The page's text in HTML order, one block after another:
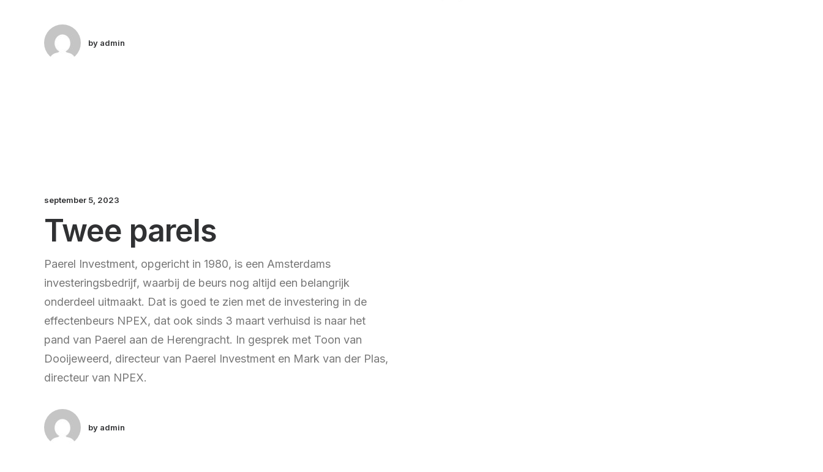
by admin
september 5, 2023
Twee parels
Paerel Investment, opgericht in 1980, is een Amsterdams
investeringsbedrijf, waarbij de beurs nog altijd een belangrijk
onderdeel uitmaakt. Dat is goed te zien met de investering in de
effectenbeurs NPEX, dat ook sinds 3 maart verhuisd is naar het
pand van Paerel aan de Herengracht. In gesprek met Toon van
Dooijeweerd, directeur van Paerel Investment en Mark van der Plas,
directeur van NPEX.
by admin